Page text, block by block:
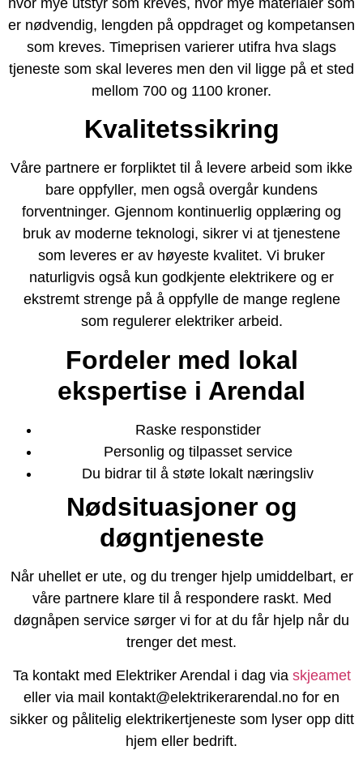
er nødvendig, lengden på oppdraget og kompetansen
som kreves. Timeprisen varierer utifra hva slags
tjeneste som skal leveres men den vil ligge på et sted
mellom 700 og 1100 kroner.
Kvalitetssikring
Våre partnere er forpliktet til å levere arbeid som ikke
bare oppfyller, men også overgår kundens
forventninger. Gjennom kontinuerlig opplæring og
bruk av moderne teknologi, sikrer vi at tjenestene
som leveres er av høyeste kvalitet. Vi bruker
naturligvis også kun godkjente elektrikere og er
ekstremt strenge på å oppfylle de mange reglene
som regulerer elektriker arbeid.
Fordeler med lokal
ekspertise i Arendal
Raske responstider
Personlig og tilpasset service
Du bidrar til å støte lokalt næringsliv
Nødsituasjoner og
døgntjeneste
Når uhellet er ute, og du trenger hjelp umiddelbart, er
våre partnere klare til å respondere raskt. Med
døgnåpen service sørger vi for at du får hjelp når du
trenger det mest.
Ta kontakt med Elektriker Arendal i dag via skjeamet
eller via mail kontakt@elektrikerarendal.no for en
sikker og pålitelig elektrikertjeneste som lyser opp ditt
hjem eller bedrift.